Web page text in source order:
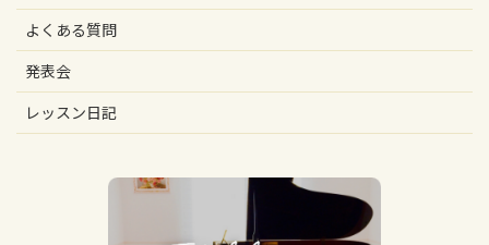
よくある質問
発表会
レッスン日記